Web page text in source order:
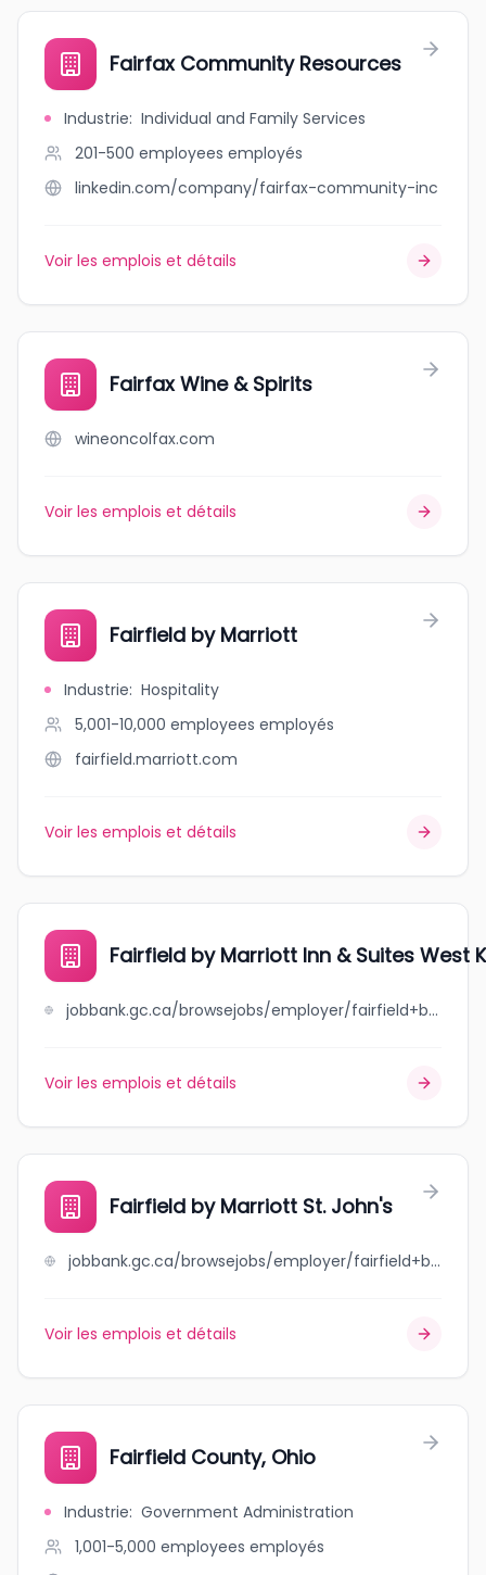
Fairfax Community Resources
Industrie: Individual and Family Services
201-500 employees employés
linkedin.com/company/fairfax-community-inc
Voir les emplois et détails
Fairfax Wine & Spirits
wineoncolfax.com
Voir les emplois et détails
Fairfield by Marriott
Industrie: Hospitality
5,001-10,000 employees employés
fairfield.marriott.com
Voir les emplois et détails
Fairfield by Marriott Inn & Suites West
jobbank.gc.ca/browsejobs/employer/fairfield+by+marriott+inn+%26+suites+west+kelowna/ca
Voir les emplois et détails
Fairfield by Marriott St. John's
jobbank.gc.ca/browsejobs/employer/fairfield+by+marriott+st.+john%27s/ca
Voir les emplois et détails
Fairfield County, Ohio
Industrie: Government Administration
1,001-5,000 employees employés